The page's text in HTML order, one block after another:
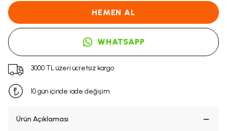
HEMEN AL
WHATSAPP
3000 TL üzeri ücretsiz kargo
10 gün içinde iade değişim
Ürün Açıklaması